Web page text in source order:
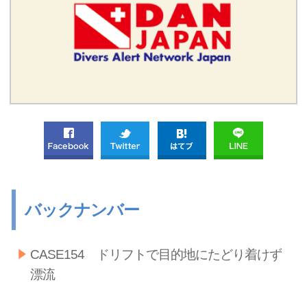
バックナンバー
CASE154 ドリフトで目的地にたどり着けず
漂流